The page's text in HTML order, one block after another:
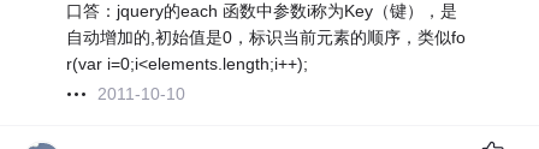
口答：jquery的each 函数中参数i称为Key（键），是
自动增加的,初始值是0，标识当前元素的顺序，类似fo
r(var i=0;i<elements.length;i++);
2011-10-10